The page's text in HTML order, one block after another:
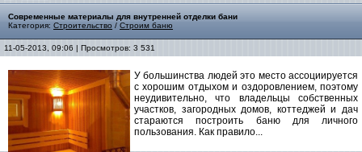
Современные материалы для внутренней отделки бани
Категория: Строительство / Строим баню
11-05-2013, 09:06 | Просмотров: 3 531
У большинства людей это место ассоциируется
с хорошим отдыхом и оздоровлением, поэтому
неудивительно, что владельцы собственных
участков, загородных домов, коттеджей и дач
стараются построить баню для личного
пользования. Как правило...